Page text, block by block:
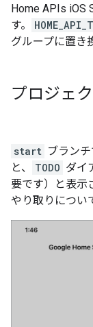
Home APIs iOS
す。
グループに置き
プロジェ
start ブラン
と、
TODO ダイ
要です）と表示
やり取りについ